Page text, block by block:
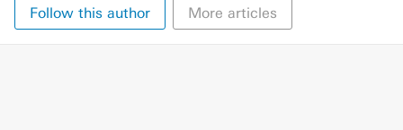
Follow this author More articles